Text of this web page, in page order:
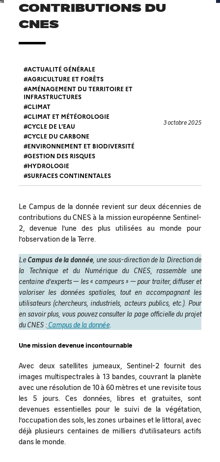
CONTRIBUTIONS DU
CNES
ACTUALITÉ GÉNÉRALE
AGRICULTURE ET FORÊTS
AMÉNAGEMENT DU TERRITOIRE ET
INFRASTRUCTURES
CLIMAT
CLIMAT ET MÉTÉOROLOGIE
CYCLE DE L'EAU
CYCLE DU CARBONE
ENVIRONNEMENT ET BIODIVERSITÉ
GESTION DES RISQUES
HYDROLOGIE
SURFACES CONTINENTALES
3 octobre 2025
Le Campus de la donnée revient sur deux décennies de
contributions du CNES à la mission européenne Sentinel-
2, devenue l’une des plus utilisées au monde pour
l’observation de la Terre.
Le Campus de la donnée, une sous-direction de la Direction de
la Technique et du Numérique du CNES, rassemble une
centaine d’experts — les « campeurs » — pour traiter, diffuser et
valoriser les données spatiales, tout en accompagnant les
utilisateurs (chercheurs, industriels, acteurs publics, etc.). Pour
en savoir plus, vous pouvez consulter la page officielle du projet
du CNES : Campus de la donnée
Une mission devenue incontournable
Avec deux satellites jumeaux, Sentinel-2 fournit des
images multispectrales à 13 bandes, couvrant la planète
avec une résolution de 10 à 60 mètres et une revisite tous
les 5 jours. Ces données, libres et gratuites, sont
devenues essentielles pour le suivi de la végétation,
l’occupation des sols, les zones urbaines et le littoral, avec
déjà plusieurs centaines de milliers d’utilisateurs actifs
dans le monde.